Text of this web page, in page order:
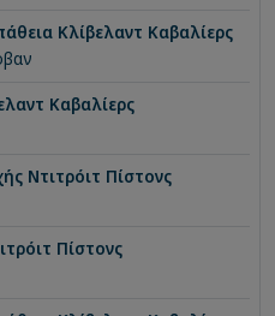
Κλίβελαντ Καβαλίερς
Καβαλίερς
Ντιτρόιτ Πίστονς
Πίστονς